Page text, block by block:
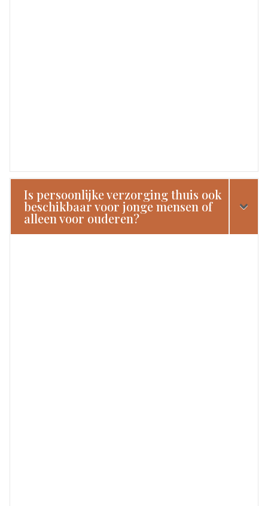
Is persoonlijke verzorging thuis ook
beschikbaar voor jonge mensen of
alleen voor ouderen?